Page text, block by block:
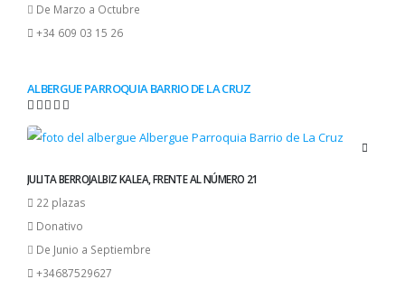
De Marzo a Octubre
+34 609 03 15 26
ALBERGUE PARROQUIA BARRIO DE LA CRUZ
JULITA BERROJALBIZ KALEA, FRENTE AL NÚMERO 21
22 plazas
Donativo
De Junio a Septiembre
+34687529627